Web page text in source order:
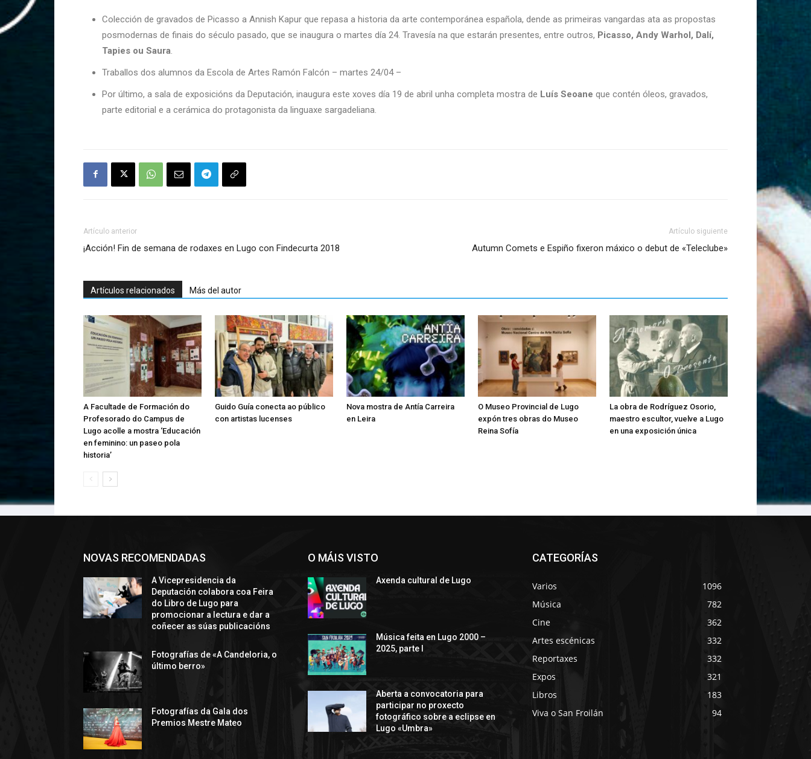
Colección de gravados de Picasso a Annish Kapur que repasa a historia da arte contemporánea española, dende as primeiras vangardas ata as propostas
posmodernas de finais do século pasado, que se inaugura o martes día 24. Travesía na que estarán presentes, entre outros, Picasso, Andy Warhol, Dalí,
Tapies ou Saura.
Traballos dos alumnos da Escola de Artes Ramón Falcón – martes 24/04 –
Por último, a sala de exposicións da Deputación, inaugura este xoves día 19 de abril unha completa mostra de Luís Seoane que contén óleos, gravados,
parte editorial e a cerámica do protagonista da linguaxe sargadeliana.
Artículo anterior
¡Acción! Fin de semana de rodaxes en Lugo con Findecurta 2018
Artículo siguiente
Autumn Comets e Espiño fixeron máxico o debut de «Teleclube»
Artículos relacionados Más del autor
A Facultade de Formación do
Profesorado do Campus de
Lugo acolle a mostra ‘Educación
en feminino: un paseo pola
historia’
Guido Guía conecta ao público
con artistas lucenses
Nova mostra de Antía Carreira
en Leira
O Museo Provincial de Lugo
expón tres obras do Museo
Reina Sofía
La obra de Rodríguez Osorio,
maestro escultor, vuelve a Lugo
en una exposición única
NOVAS RECOMENDADAS
A Vicepresidencia da
Deputación colabora coa Feira
do Libro de Lugo para
promocionar a lectura e dar a
coñecer as súas publicacións
Fotografías de «A Candeloria, o
último berro»
Fotografías da Gala dos
Premios Mestre Mateo
O MÁIS VISTO
Axenda cultural de Lugo
Música feita en Lugo 2000 –
2025, parte I
Aberta a convocatoria para
participar no proxecto
fotográfico sobre a eclipse en
Lugo «Umbra»
CATEGORÍAS
Varios
1096
Música
782
Cine
362
Artes escénicas
332
Reportaxes
332
Expos
321
Libros
183
Viva o San Froilán
94